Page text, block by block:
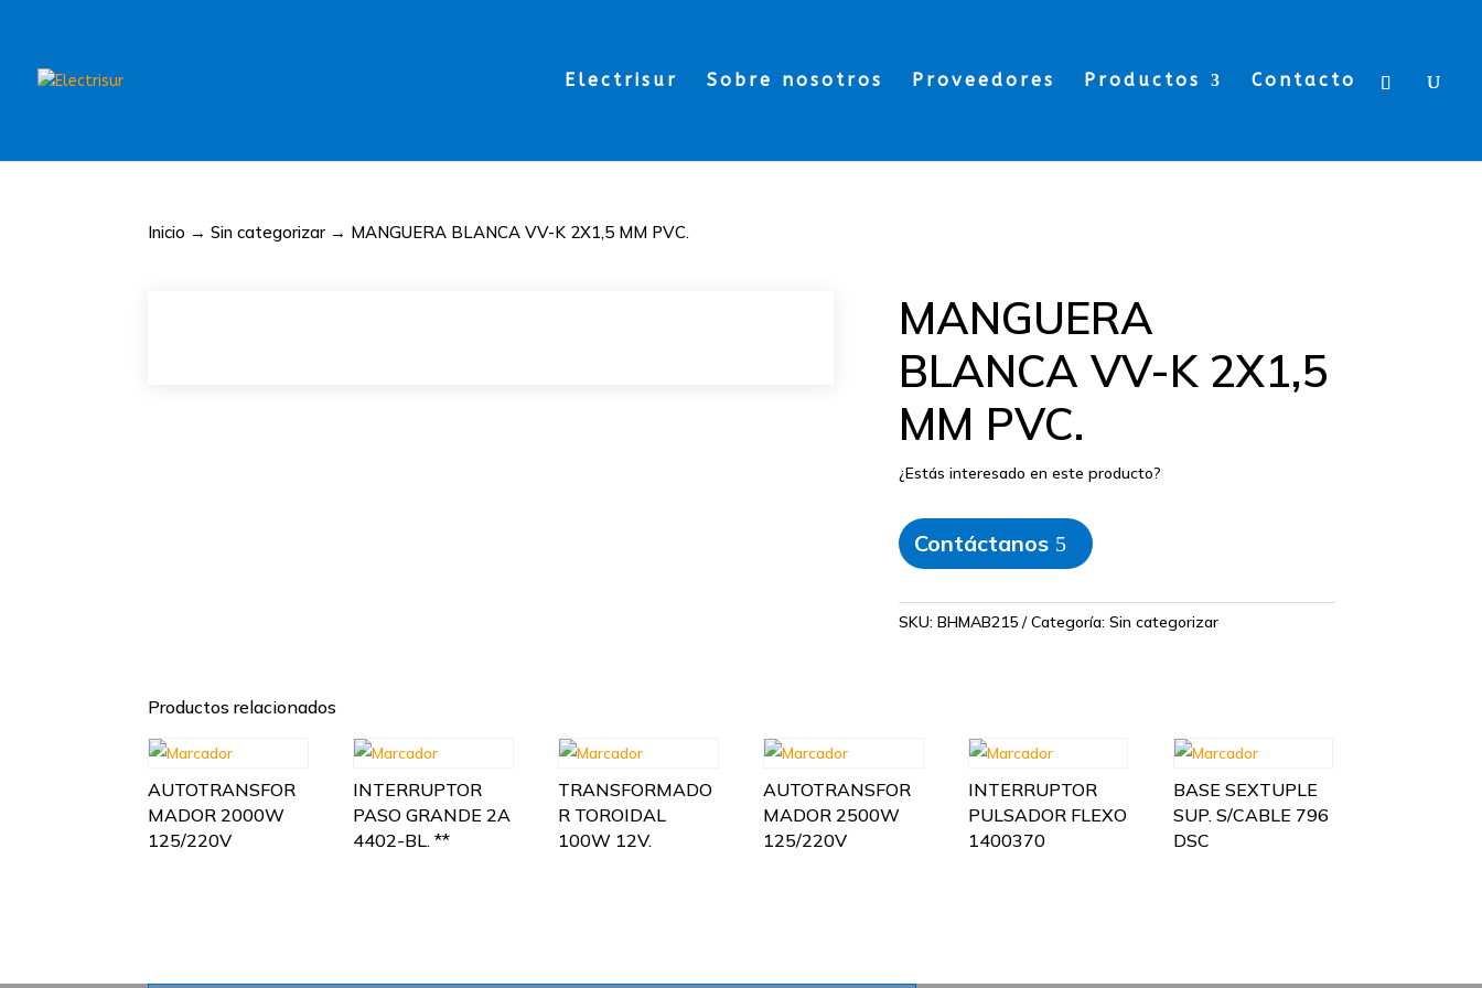
Electrisur Sobre nosotros Proveedores Productos Contacto
Inicio →Sin categorizar → MANGUERA BLANCA VV-K 2X1,5 MM PVC.
MANGUERA
BLANCA VV-K 2X1,5
MM PVC.
¿Estás interesado en este producto?
Contáctanos
SKU: BHMAB215 Categoría: Sin categorizar
Productos relacionados
AUTOTRANSFOR
MADOR 2000W
125/220V
INTERRUPTOR
PASO GRANDE 2A
4402-BL. **
TRANSFORMADO
R TOROIDAL
100W 12V.
AUTOTRANSFOR
MADOR 2500W
125/220V
INTERRUPTOR
PULSADOR FLEXO
1400370
BASE SEXTUPLE
SUP. S/CABLE 796
DSC